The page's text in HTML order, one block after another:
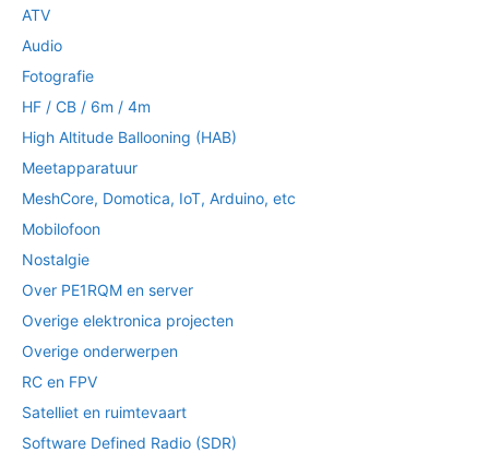
ATV
Audio
Fotografie
HF / CB / 6m / 4m
High Altitude Ballooning (HAB)
Meetapparatuur
MeshCore, Domotica, IoT, Arduino, etc
Mobilofoon
Nostalgie
Over PE1RQM en server
Overige elektronica projecten
Overige onderwerpen
RC en FPV
Satelliet en ruimtevaart
Software Defined Radio (SDR)